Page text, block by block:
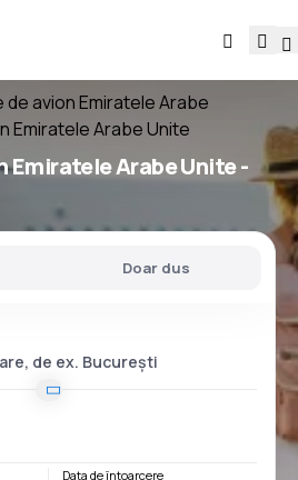
de avion Emiratele Arabe
Emiratele Arabe Unite
Emiratele Arabe Unite-
Doar dus
Data de întoarcere